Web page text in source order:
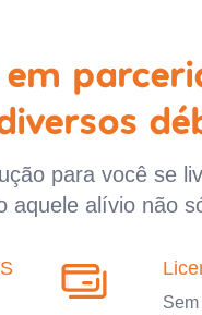
para você se
aquele alívio não